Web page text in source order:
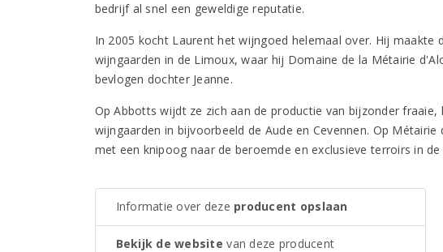
bedrijf al snel een geweldige reputatie.
In 2005 kocht Laurent het wijngoed helemaal over. Hij
wijngaarden in de Limoux, waar hij Domaine de la Métairie
bevlogen dochter Jeanne.
Op Abbotts wijdt ze zich aan de productie van bijzonder
wijngaarden in bijvoorbeeld de Aude en Cevennen. Op
met een knipoog naar de beroemde en exclusieve terroirs in
Informatie over deze producent opslaan
Bekijk de website van deze producent